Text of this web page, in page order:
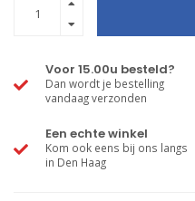
Voor 15.00u besteld?
Dan wordt je bestelling
vandaag verzonden
Een echte winkel
Kom ook eens bij ons langs
in Den Haag